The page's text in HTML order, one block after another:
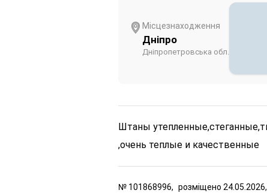
Місцезнаходження
Дніпро
Дніпропетровська обл.
Штаны
,очень теплые и качественные
№ 101868996, розміщено 24.05.2026,